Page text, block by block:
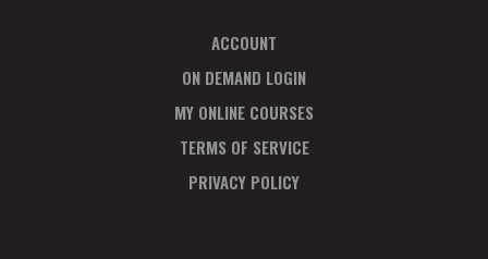
ACCOUNT
ON DEMAND LOGIN
MY ONLINE COURSES
TERMS OF SERVICE
PRIVACY POLICY